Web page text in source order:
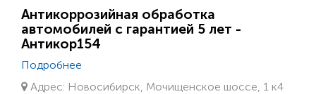
Антикоррозийная обработка
автомобилей с гарантией 5 лет -
Антикор154
Подробнее
Адрес: Новосибирск, ​Мочищенское шоссе, 1 к4